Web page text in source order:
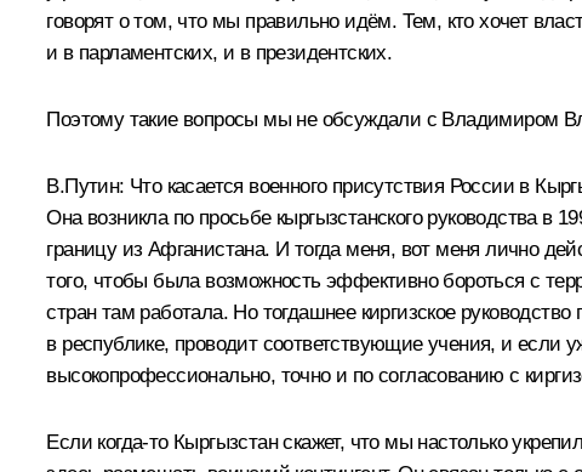
говорят о том, что мы правильно идём. Тем, кто хочет
и в парламентских, и в президентских.
Поэтому такие вопросы мы не обсуждали с Владимиром
В.Путин: Что касается военного присутствия России в
Она возникла по просьбе кыргызстанского руководства в
границу из Афганистана. И тогда меня, вот меня лично
того, чтобы была возможность эффективно бороться с
стран там работала. Но тогдашнее киргизское
в республике, проводит соответствующие учения, и если
высокопрофессионально, точно и по согласованию с
Если когда-то Кыргызстан скажет, что мы настолько